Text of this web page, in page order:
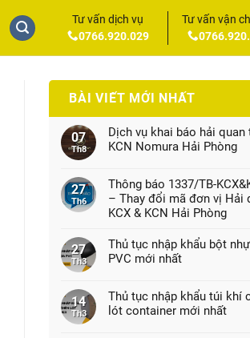
Tư vấn dịch vụ
0766.920.029
Tư vấn vận
BÀI VIẾT MỚI NHẤT
07
Th8
Dịch vụ khai báo hải quan
KCN Nomura Hải Phòng
27
Th6
Thông báo 1337/TB-
– Thay đổi mã đơn vị Hải
KCX & KCN Hải Phòng
27
Th3
Thủ tục nhập khẩu bột
PVC mới nhất
14
Th3
Thủ tục nhập khẩu túi khí
lót container mới nhất